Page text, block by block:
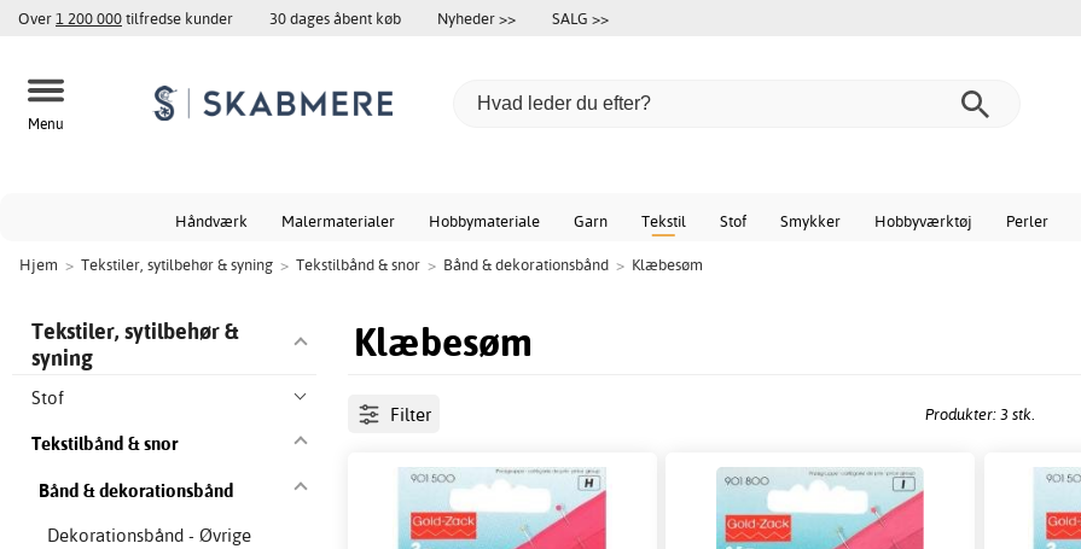
Over1 200 000tilfredse kunder 30 dages åbent køb Nyheder >> SALG >>
Menu
Håndværk Malermaterialer Hobbymateriale Garn Tekstil Stof Smykker Hobbyværktøj Perler
Hjem > Tekstiler, sytilbehør & syning > Tekstilbånd & snor > Bånd & dekorationsbånd > Klæbesøm
Klæbesøm
Tekstiler, sytilbehør &
syning
Stof
Tekstilbånd & snor
Bånd & dekorationsbånd
Dekorationsbånd - Øvrige
Filter Produkter: 3 stk.